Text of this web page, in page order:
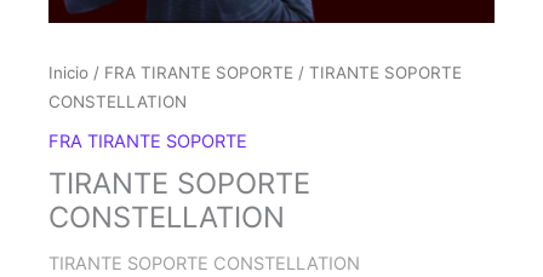
Inicio / FRA TIRANTE SOPORTE / TIRANTE SOPORTE
CONSTELLATION
FRA TIRANTE SOPORTE
TIRANTE SOPORTE
CONSTELLATION
TIRANTE SOPORTE CONSTELLATION